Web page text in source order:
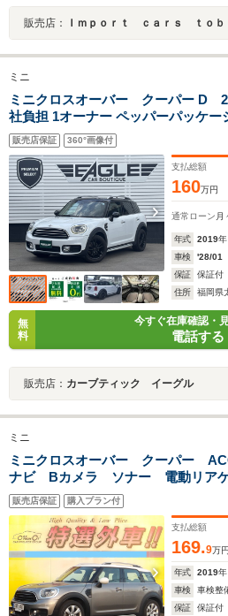
販売店： Ｉｍｐｏｒｔ ｃａｒｓ ｔｏｂ
ミニ
ミニクロスオーバー クーパー D
社負担 1オーナー ペッパーパッケー
セーフティ ACC コンフォートア
ジー・オープナー 17インチブラッ
カメラ LEDヘッドライト ETC
販売店保証 360°画像付
支払総額
160万円
通常ローン 月
年式 2019年
車検
'28/01
保証
保証付
住所
福岡県
無
料
今すぐ在庫確認・
電話する
販売店： カーブティック イーグル
ミニ
ミニクロスオーバー クーパー
ナビ Bカメラ ソナー 電動リ
スマートキー USB Bluetooth
販売店保証 購入プラン付
支払総額
169.9万円
年式 2019年
車検
車検整
保証
保証付